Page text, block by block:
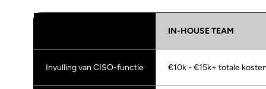
IN-HOUSE TEAM
Invulling van CISO-functie €10k - €15k+ totale